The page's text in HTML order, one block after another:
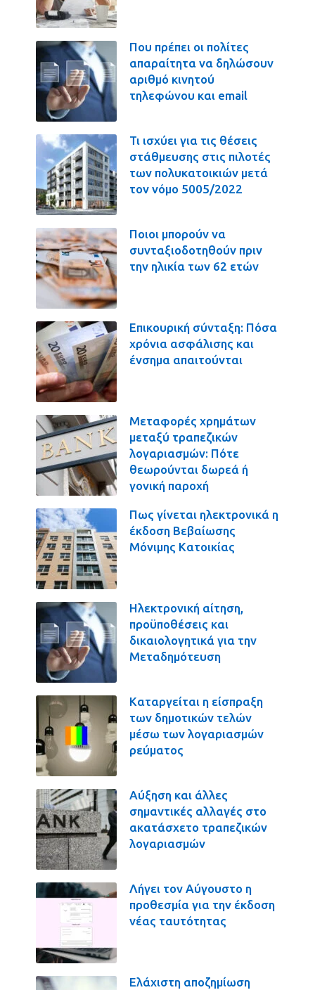
Που πρέπει οι πολίτες
απαραίτητα να δηλώσουν
αριθμό κινητού
τηλεφώνου και email
Τι ισχύει για τις θέσεις
στάθμευσης στις πιλοτές
των πολυκατοικιών μετά
τον νόμο 5005/2022
Ποιοι μπορούν να
συνταξιοδοτηθούν πριν
την ηλικία των 62 ετών
Επικουρική σύνταξη: Πόσα
χρόνια ασφάλισης και
ένσημα απαιτούνται
Μεταφορές χρημάτων
μεταξύ τραπεζικών
λογαριασμών: Πότε
θεωρούνται δωρεά ή
γονική παροχή
Πως γίνεται ηλεκτρονικά η
έκδοση Βεβαίωσης
Μόνιμης Κατοικίας
Ηλεκτρονική αίτηση,
προϋποθέσεις και
δικαιολογητικά για την
Μεταδημότευση
Καταργείται η είσπραξη
των δημοτικών τελών
μέσω των λογαριασμών
ρεύματος
Αύξηση και άλλες
σημαντικές αλλαγές στο
ακατάσχετο τραπεζικών
λογαριασμών
Λήγει τον Αύγουστο η
προθεσμία για την έκδοση
νέας ταυτότητας
Ελάχιστη αποζημίωση